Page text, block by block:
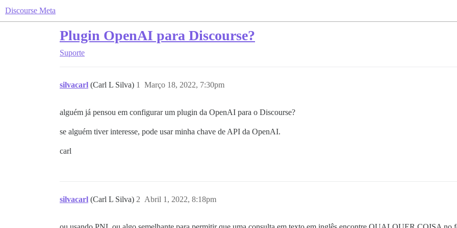
Discourse Meta
Plugin OpenAI para Discourse?
Suporte
silvacarl (Carl L Silva) Março 18, 2022, 7:30pm
1
alguém já pensou em configurar um plugin da OpenAI para o Discourse?
se alguém tiver interesse, pode usar minha chave de API da OpenAI.
carl
silvacarl (Carl L Silva) Abril 1, 2022, 8:18pm
2